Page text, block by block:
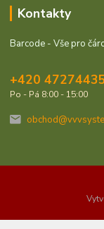
Kontakty
Barcode - Vše pro
+420
Po - Pá 8:00 - 15:00